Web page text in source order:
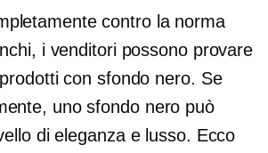
contro la norma
i venditori possono provare
con sfondo nero. Se
uno sfondo nero può
di eleganza e lusso. Ecco